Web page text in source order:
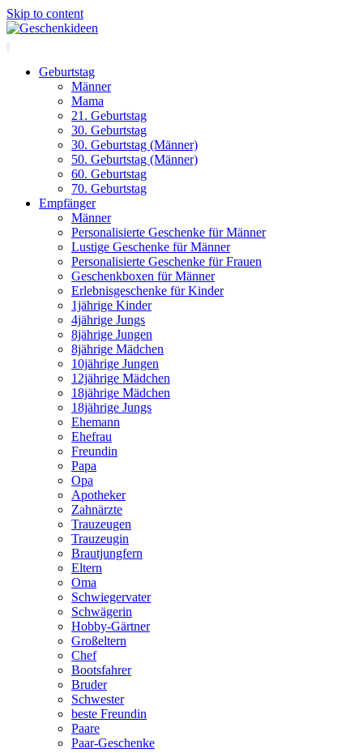
Skip to content
Geburtstag
Männer
Mama
21. Geburtstag
30. Geburtstag
30. Geburtstag (Männer)
50. Geburtstag (Männer)
60. Geburtstag
70. Geburtstag
Empfänger
Männer
Personalisierte Geschenke für Männer
Lustige Geschenke für Männer
Personalisierte Geschenke für Frauen
Geschenkboxen für Männer
Erlebnisgeschenke für Kinder
1jährige Kinder
4jährige Jungs
8jährige Jungen
8jährige Mädchen
10jährige Jungen
12jährige Mädchen
18jährige Mädchen
18jährige Jungs
Ehemann
Ehefrau
Freundin
Papa
Opa
Apotheker
Zahnärzte
Trauzeugen
Trauzeugin
Brautjungfern
Eltern
Oma
Schwiegervater
Schwägerin
Hobby-Gärtner
Großeltern
Chef
Bootsfahrer
Bruder
Schwester
beste Freundin
Paare
Paar-Geschenke